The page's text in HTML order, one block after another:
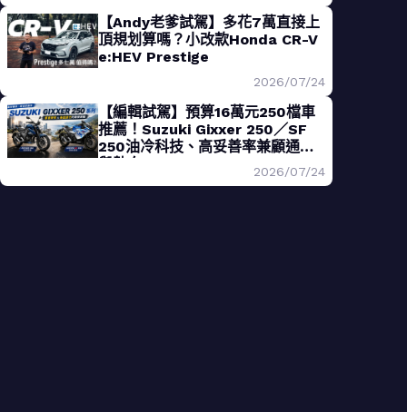
【Andy老爹試駕】多花7萬直接上
頂規划算嗎？小改款Honda CR-V
e:HEV Prestige
2026/07/24
【編輯試駕】預算16萬元250檔車
推薦！Suzuki Gixxer 250／SF
250油冷科技、高妥善率兼顧通勤
與熱血
2026/07/24